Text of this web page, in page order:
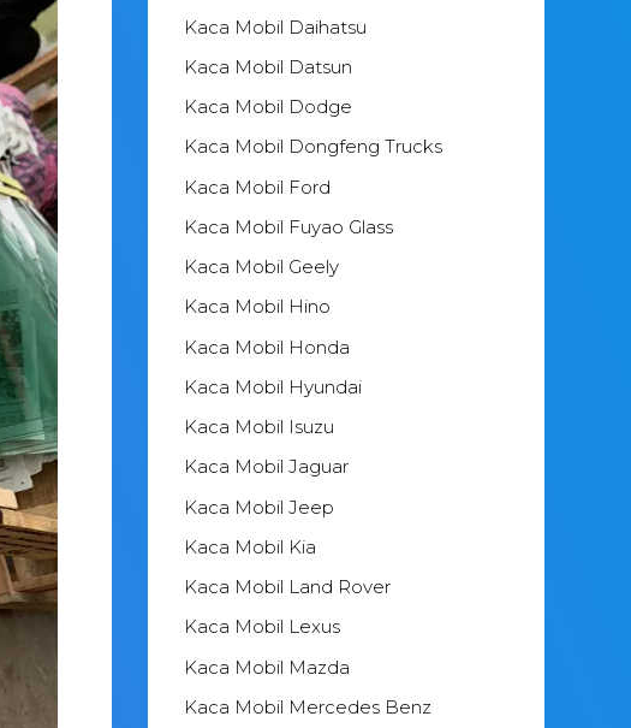
Kaca Mobil Daihatsu
Kaca Mobil Datsun
Kaca Mobil Dodge
Kaca Mobil Dongfeng Trucks
Kaca Mobil Ford
Kaca Mobil Fuyao Glass
Kaca Mobil Geely
Kaca Mobil Hino
Kaca Mobil Honda
Kaca Mobil Hyundai
Kaca Mobil Isuzu
Kaca Mobil Jaguar
Kaca Mobil Jeep
Kaca Mobil Kia
Kaca Mobil Land Rover
Kaca Mobil Lexus
Kaca Mobil Mazda
Kaca Mobil Mercedes Benz